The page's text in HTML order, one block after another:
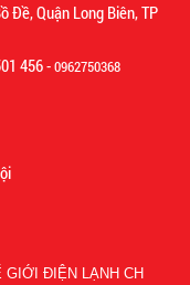
Quận Long Biên, TP
456 -0962750368
GIỚI ĐIỆN LẠNH CH